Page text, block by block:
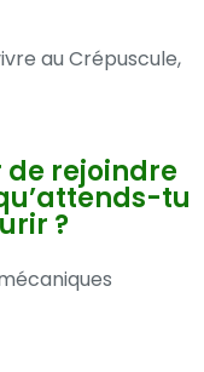
au Crépuscule,
de rejoindre
tu
?